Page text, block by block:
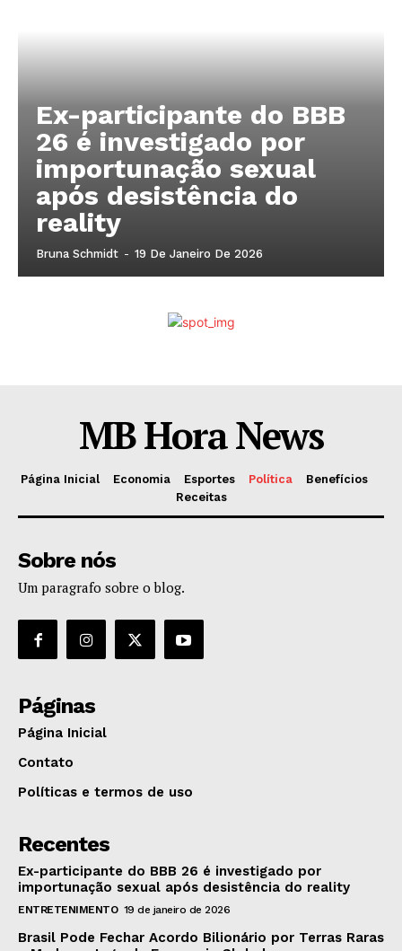
Ex-participante do BBB
26 é investigado por
importunação sexual
após desistência do
reality
Bruna Schmidt - 19 De Janeiro De 2026
MB Hora News
Página Inicial Economia Esportes Política
Benefícios
Receitas
Sobre nós
Um paragrafo sobre o blog.
Páginas
Página Inicial
Contato
Políticas e termos de uso
Recentes
Ex-participante do BBB 26 é investigado por
importunação sexual após desistência do reality
ENTRETENIMENTO 19 de janeiro de 2026
Brasil Pode Fechar Acordo Bilionário por Terras Raras